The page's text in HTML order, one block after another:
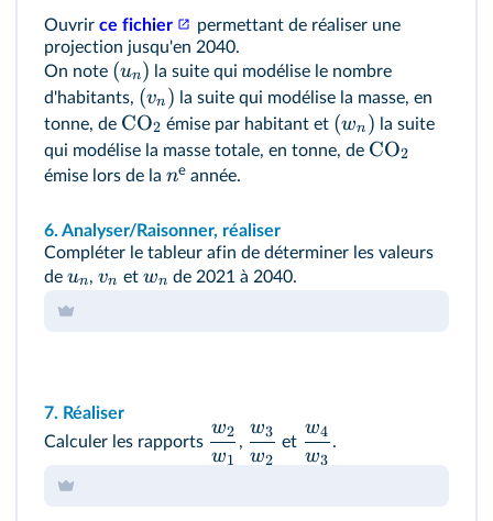
Ouvrir ce fichier
permettant de réaliser une
projection jusqu'en 2040.
On note (un) la suite qui modélise le nombre
d'habitants, (vn ) la suite qui modélise la masse, en
tonne, de CO2 émise par habitant et (wn ) la suite
qui modélise la masse totale, en tonne, de CO2
émise lors de la ne année.
6. Analyser/Raisonner, réaliser
Compléter le tableur afin de déterminer les valeurs
de un, vn et wn de 2021 à 2040.
7. Réaliser
Calculer les rapports
w1
w2
,
w2
w3
et
w3
w4
.